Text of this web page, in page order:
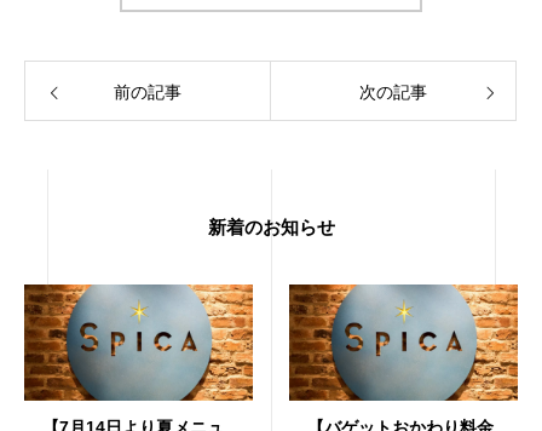
前の記事 次の記事
新着のお知らせ